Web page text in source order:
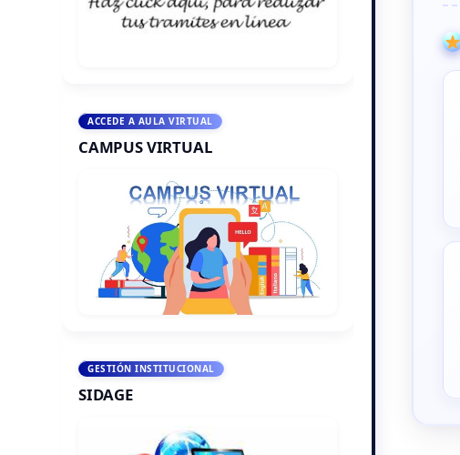
ACCEDE A AULA VIRTUAL
CAMPUS VIRTUAL
GESTIÓN INSTITUCIONAL
SIDAGE